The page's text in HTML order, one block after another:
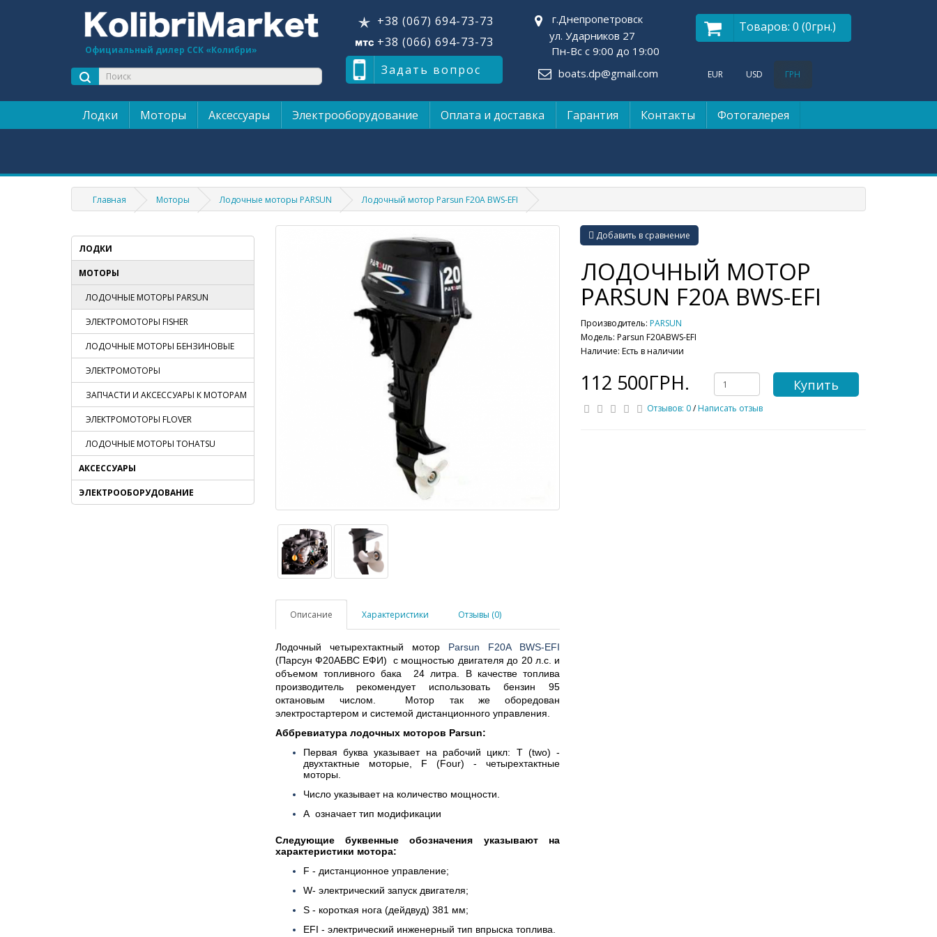
Официальный дилер ССК «Колибри»
+38 (067) 694-73-73
+38 (066) 694-73-73
Задать вопрос
г.Днепропетровск
ул. Ударников 27
Пн-Вс с 9:00 до 19:00
boats.dp@gmail.com
Товаров: 0 (0грн.)
EUR USD ГРН
Лодки Моторы Аксессуары Электрооборудование Оплата и доставка Гарантия Контакты Фотогалерея
Главная Моторы Лодочные моторы PARSUN Лодочный мотор Parsun F20A BWS-EFI
ЛОДКИ
МОТОРЫ
ЛОДОЧНЫЕ МОТОРЫ PARSUN
ЭЛЕКТРОМОТОРЫ FISHER
ЛОДОЧНЫЕ МОТОРЫ БЕНЗИНОВЫЕ
ЭЛЕКТРОМОТОРЫ
ЗАПЧАСТИ И АКСЕССУАРЫ К МОТОРАМ
ЭЛЕКТРОМОТОРЫ FLOVER
ЛОДОЧНЫЕ МОТОРЫ TOHATSU
АКСЕССУАРЫ
ЭЛЕКТРООБОРУДОВАНИЕ
Добавить в сравнение
ЛОДОЧНЫЙ МОТОР
PARSUN F20A BWS-EFI
Производитель:PARSUN
Модель: Parsun F20ABWS-EFI
Наличие: Есть в наличии
112 500ГРН. Купить
Отзывов: 0/Написать отзыв
Описание Характеристики Отзывы (0)
Лодочный четырехтактный мотор Parsun F20A BWS-EFI
(Парсун Ф20АБВС ЕФИ)  с мощностью двигателя до 20 л.с. и
объемом топливного бака  24 литра. В качестве топлива
производитель рекомендует использовать бензин 95
октановым числом.  Мотор так же оборедован
электростартером и системой дистанционного управления.
Аббревиатура лодочных моторов Parsun:
Первая буква указывает на рабочий цикл: T (two) -
двухтактные моторые, F (Four) - четырехтактные
моторы.
Число указывает на количество мощности.
А  означает тип модификации
Следующие буквенные обозначения указывают на
характеристики мотора:
F - дистанционное управление;
W- электрический запуск двигателя;
S - короткая нога (дейдвуд) 381 мм;
EFI - электрический инженерный тип впрыска топлива.